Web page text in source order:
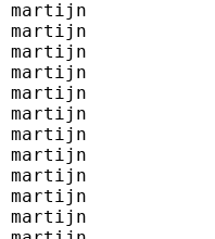
martijn
martijn
martijn
martijn
martijn
martijn
martijn
martijn
martijn
martijn
martijn